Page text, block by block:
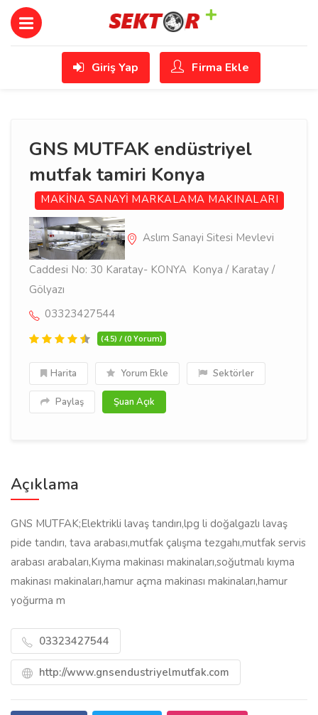
Giriş Yap Firma Ekle
GNS MUTFAK endüstriyel
mutfak tamiri Konya
MAKİNA SANAYİ MARKALAMA MAKINALARI
Aslım Sanayi Sitesi Mevlevi
Caddesi No: 30 Karatay- KONYA Konya / Karatay /
Gölyazı
03323427544
(4.5) / (0 Yorum)
Harita Yorum Ekle Sektörler
Paylaş Şuan Açık
Açıklama
GNS MUTFAK;Elektrikli lavaş tandırı,lpg li doğalgazlı lavaş
pide tandırı, tava arabası,mutfak çalışma tezgahı,mutfak servis
arabası arabaları,Kıyma makinası makinaları,soğutmalı kıyma
makinası makinaları,hamur açma makinası makinaları,hamur
yoğurma m
03323427544
http://www.gnsendustriyelmutfak.com